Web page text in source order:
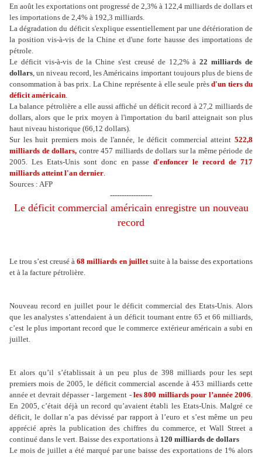
En août les exportations ont progressé de 2,3% à 122,4 milliards de dollars et
les importations de 2,4% à 192,3 milliards.
La dégradation du déficit s'explique essentiellement par une détérioration de
la position vis-à-vis de la Chine et d'une forte hausse des importations de
pétrole.
Le déficit vis-à-vis de la Chine s'est creusé de 12,2% à 22 milliards de
dollars, un niveau record, les Américains important toujours plus de biens de
consommation à bas prix. La Chine représente à elle seule prèsd'un tiers du
déficit américain.
La balance pétrolière a elle aussi affiché un déficit record à 27,2 milliards de
dollars, alors que le prix moyen à l'importation du baril atteignait son plus
haut niveau historique (66,12 dollars).
Sur les huit premiers mois de l'année, le déficit commercial atteint 522,8
milliards de dollars, contre 457 milliards de dollars sur la même période de
2005. Les Etats-Unis sont donc en passe d'enfoncer le record de 717
milliards atteint l'an dernier.
Sources : AFP
------------------
Le déficit commercial américain enregistre un nouveau
record
Le trou s’est creusé à68 milliards en juilletsuite à la baisse des exportations
et à la facture pétrolière.
Nouveau record en juillet pour le déficit commercial des Etats-Unis. Alors
que les analystes s’attendaient à un déficit tournant entre 65 et 66 milliards,
c’est le plus important record que le commerce extérieur américain a subi en
juillet.
Et alors qu’il s’établissait à un peu plus de 398 milliards pour les sept
premiers mois de 2005, le déficit commercial ascende à 453 milliards cette
année et devrait dépasser - largement - les 800 milliards pour l’année 2006.
En 2005, c’était déjà un record qu’avaient établi les Etats-Unis. Malgré ce
déficit, le dollar n’a pas dévissé par rapport à l’euro et s’est même un peu
apprécié après la publication des chiffres du commerce, et Wall Street a
continué dans le vert. Baisse des exportations à 120 milliards de dollars
Le mois de juillet a été marqué par une baisse des exportations de 1% alors